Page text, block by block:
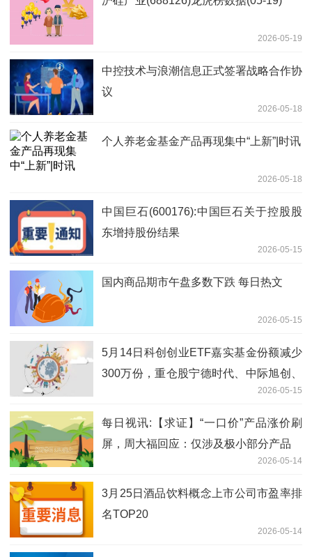
2026-05-19
中控技术与浪潮信息正式签署战略合作协
议
2026-05-18
个人养老金基金产品再现集中“上新”|时讯
2026-05-18
中国巨石(600176):中国巨石关于控股股
东增持股份结果
2026-05-15
国内商品期市午盘多数下跌 每日热文
2026-05-15
5月14日科创创业ETF嘉实基金份额减少
300万份，重仓股宁德时代、中际旭创、
2026-05-15
每日视讯:【求证】“一口价”产品涨价刷
屏，周大福回应：仅涉及极小部分产品
2026-05-14
3月25日酒品饮料概念上市公司市盈率排
名TOP20
2026-05-14